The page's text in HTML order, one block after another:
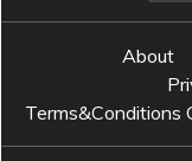
About
Terms&Conditions